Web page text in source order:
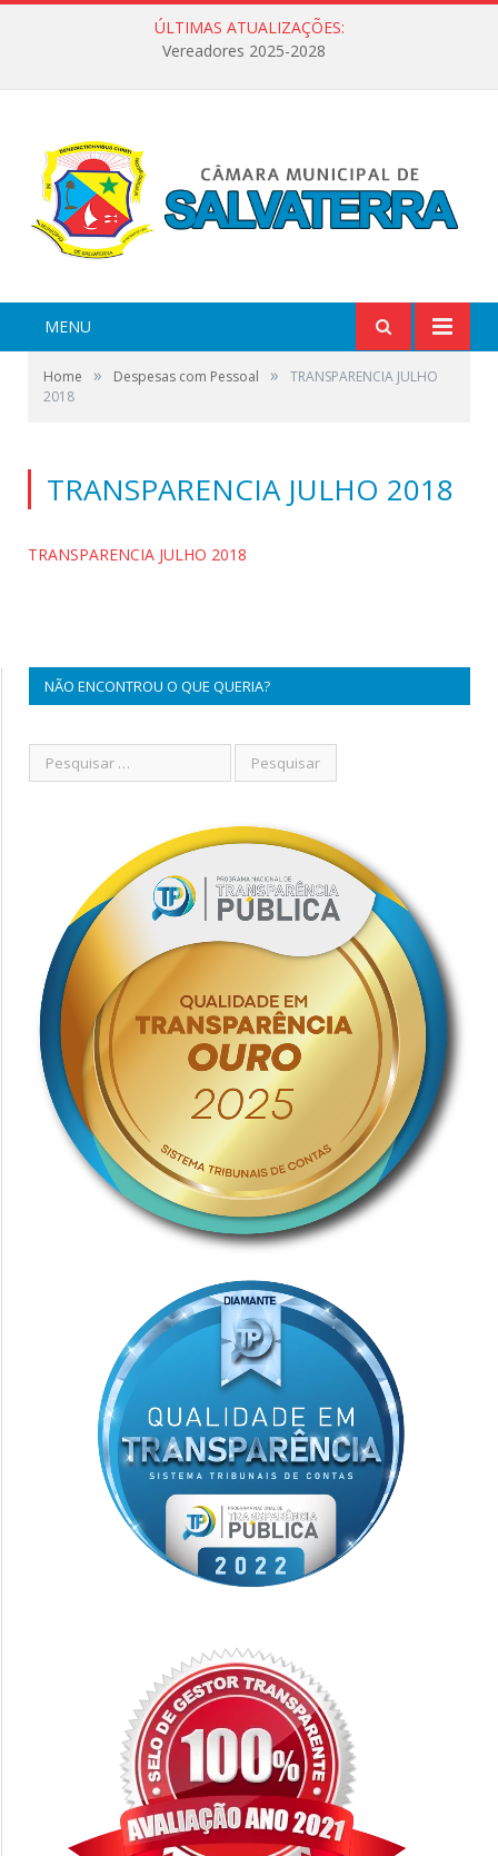
ÚLTIMAS ATUALIZAÇÕES:
Vereadores 2025-2028
MENU
Home » Despesas com Pessoal »
TRANSPARENCIA JULHO
2018
TRANSPARENCIA JULHO 2018
TRANSPARENCIA JULHO 2018
NÃO ENCONTROU O QUE QUERIA?